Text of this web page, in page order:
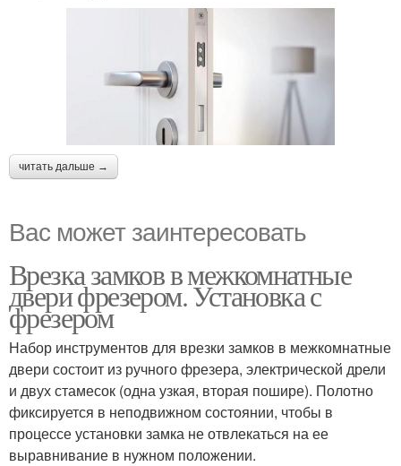
читать дальше →
Вас может заинтересовать
Врезка замков в межкомнатные
двери фрезером. Установка с
фрезером
Набор инструментов для врезки замков в межкомнатные
двери состоит из ручного фрезера, электрической дрели
и двух стамесок (одна узкая, вторая пошире). Полотно
фиксируется в неподвижном состоянии, чтобы в
процессе установки замка не отвлекаться на ее
выравнивание в нужном положении.